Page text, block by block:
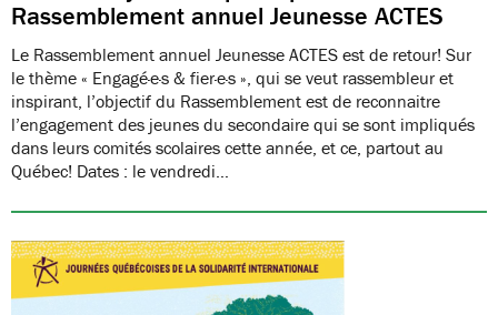
Rassemblement annuel Jeunesse ACTES
Le Rassemblement annuel Jeunesse ACTES est de retour! Sur
le thème « Engagé·e·s & fier·e·s », qui se veut rassembleur et
inspirant, l’objectif du Rassemblement est de reconnaitre
l’engagement des jeunes du secondaire qui se sont impliqués
dans leurs comités scolaires cette année, et ce, partout au
Québec! Dates : le vendredi…